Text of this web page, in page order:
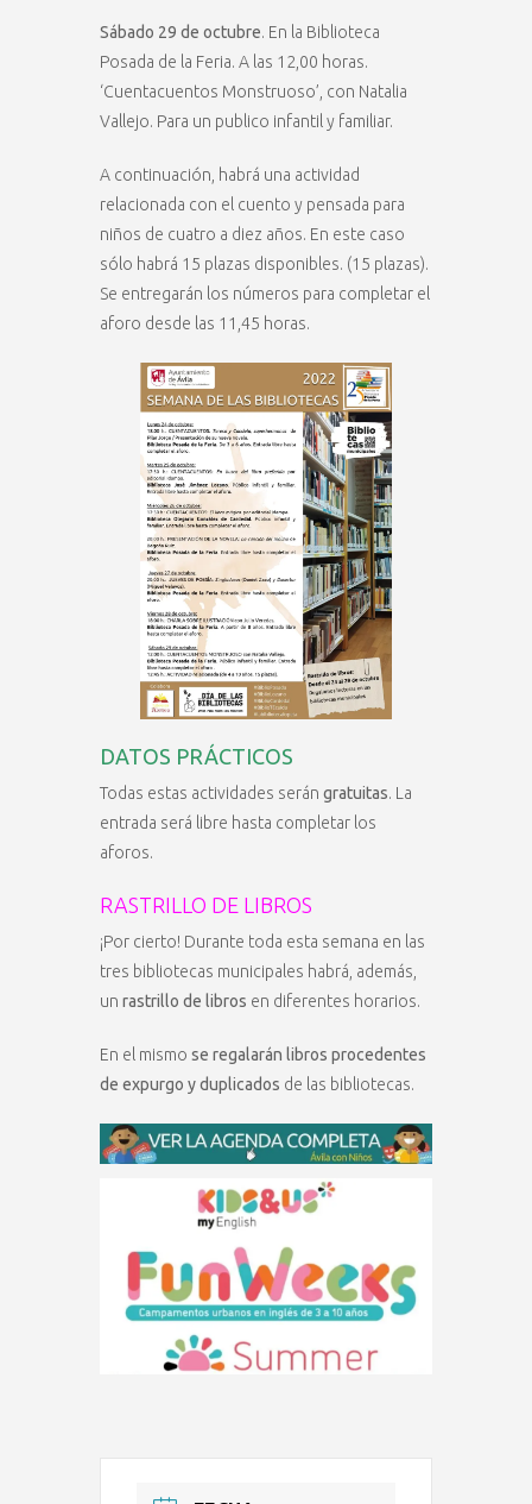
Sábado 29 de octubre. En la Biblioteca
Posada de la Feria. A las 12,00 horas.
‘Cuentacuentos Monstruoso’, con Natalia
Vallejo. Para un publico infantil y familiar.
A continuación, habrá una actividad
relacionada con el cuento y pensada para
niños de cuatro a diez años. En este caso
sólo habrá 15 plazas disponibles. (15 plazas).
Se entregarán los números para completar el
aforo desde las 11,45 horas.
DATOS PRÁCTICOS
Todas estas actividades serán gratuitas. La
entrada será libre hasta completar los
aforos.
RASTRILLO DE LIBROS
¡Por cierto! Durante toda esta semana en las
tres bibliotecas municipales habrá, además,
un rastrillo de libros en diferentes horarios.
En el mismo se regalarán libros procedentes
de expurgo y duplicados de las bibliotecas.